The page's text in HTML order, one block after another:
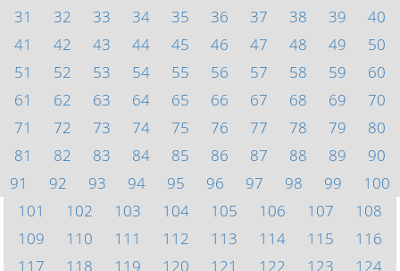
31
32 33 34 35 36 37 38 39
40
41
42 43 44 45 46 47 48 49
50
51
52 53 54 55 56 57 58 59
60
61
62 63 64 65 66 67 68 69
70
71
72 73 74 75 76 77 78 79
80
81
82 83 84 85 86 87 88 89
90
91
92 93 94 95 96 97 98 99
100
101
102 103 104 105 106 107
108
109
110 111 112 113 114 115
116
117
118 119 120 121 122 123
124